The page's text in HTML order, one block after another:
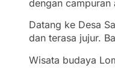
dengan campuran
Datang ke Desa
dan terasa jujur.
Wisata budaya